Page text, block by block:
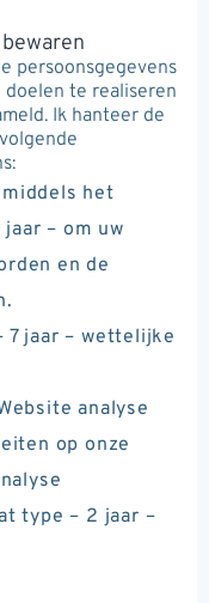
persoonsgegevens
te realiseren
Ik hanteer de
het
– om uw
en de
7 jaar – wettelijke
analyse
op onze
type – 2 jaar –